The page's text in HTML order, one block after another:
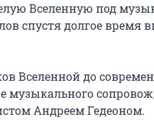
Вселенную под
спустя долгое время
Вселенной до
музыкального
Андреем Гедеоном.